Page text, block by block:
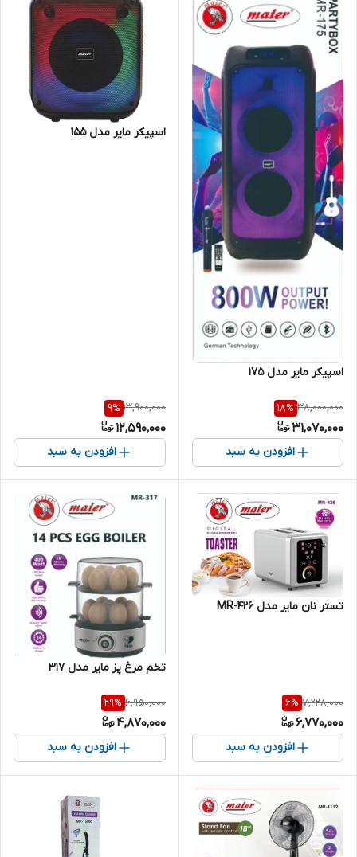
اسپیکر مایر مدل 175
38,000,000
18%
31,070,000
افزودن به سبد
اسپیکر مایر مدل 155
13,900,000
9%
12,590,000
افزودن به سبد
تستر نان مایر مدل MR-426
7,228,000
6%
6,770,000
افزودن به سبد
تخم مرغ پز مایر مدل 317
6,950,000
29%
4,870,000
افزودن به سبد